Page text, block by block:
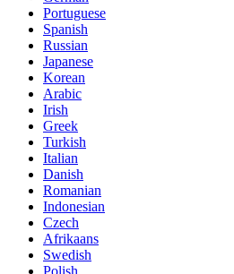
Portuguese
Spanish
Russian
Japanese
Korean
Arabic
Irish
Greek
Turkish
Italian
Danish
Romanian
Indonesian
Czech
Afrikaans
Swedish
Polish